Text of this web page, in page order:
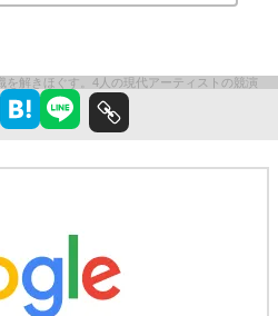
を解きほぐす。4人の現代アーティストの競演